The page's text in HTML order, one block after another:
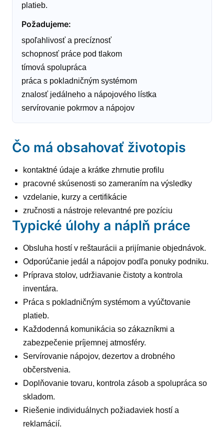
platieb.
Požadujeme:
spoľahlivosť a precíznosť
schopnosť práce pod tlakom
tímová spolupráca
práca s pokladničným systémom
znalosť jedálneho a nápojového lístka
servírovanie pokrmov a nápojov
Čo má obsahovať životopis
kontaktné údaje a krátke zhrnutie profilu
pracovné skúsenosti so zameraním na výsledky
vzdelanie, kurzy a certifikácie
zručnosti a nástroje relevantné pre pozíciu
Typické úlohy a náplň práce
Obsluha hostí v reštaurácii a prijímanie objednávok.
Odporúčanie jedál a nápojov podľa ponuky podniku.
Príprava stolov, udržiavanie čistoty a kontrola
inventára.
Práca s pokladničným systémom a vyúčtovanie
platieb.
Každodenná komunikácia so zákazníkmi a
zabezpečenie príjemnej atmosféry.
Servírovanie nápojov, dezertov a drobného
občerstvenia.
Doplňovanie tovaru, kontrola zásob a spolupráca so
skladom.
Riešenie individuálnych požiadaviek hostí a
reklamácií.